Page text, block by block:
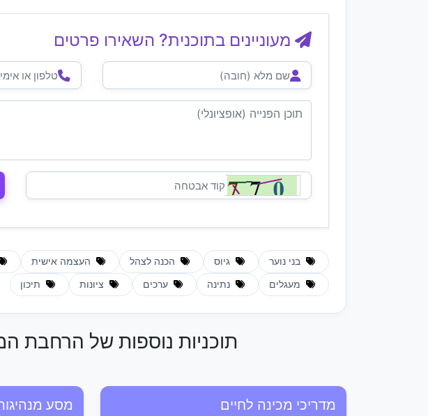
מעוניינים בתוכנית? השאירו פרטים
בני נוער גיוס הכנה לצהל העצמה אישית
מעגלים נתינה ערכים ציונות תיכון
תוכניות נוספות של הרחבת
מדריכי מכינה לחיים מסע